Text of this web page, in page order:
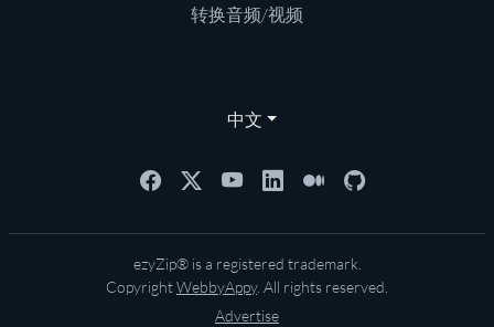
转换音频/视频
中文
ezyZip® is a registered trademark.
CopyrightWebbyAppy. All rights reserved.
Advertise